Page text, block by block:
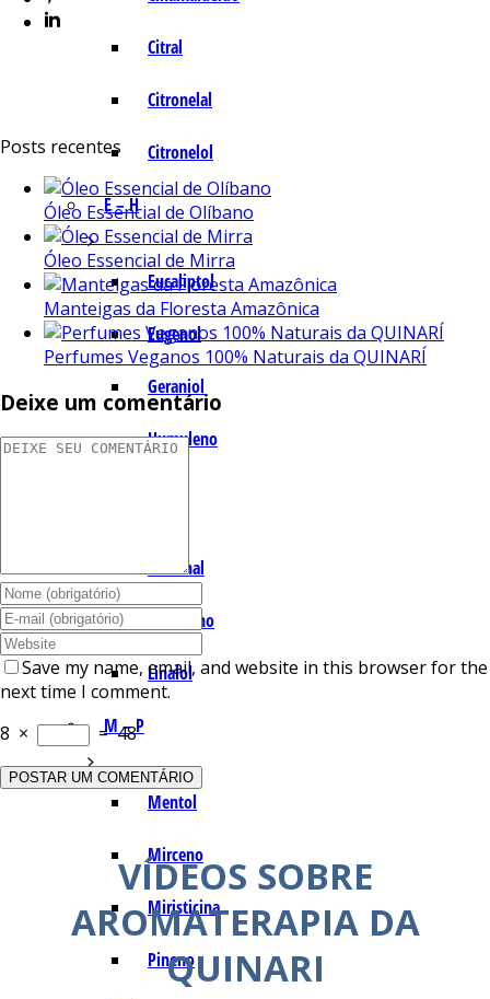
Citral
Citronelal
Citronelol
E – H
Eucaliptol
Eugenol
Geraniol
Humuleno
Lemonal
Limoneno
Linalol
M – P
Mentol
Mirceno
Miristicina
Pineno
Posts recentes
Óleo Essencial de Olíbano
Óleo Essencial de Mirra
Manteigas da Floresta Amazônica
Perfumes Veganos 100% Naturais da QUINARÍ
Deixe um comentário
Save my name, email, and website in this browser for the
next time I comment.
8 × =48
VÍDEOS SOBRE
AROMATERAPIA DA
QUINARI